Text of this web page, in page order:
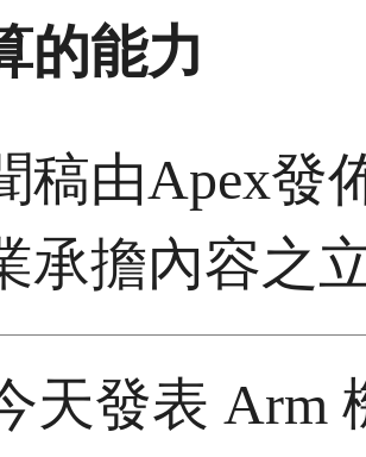
的能力
稿由Apex發
承擔內容之
天發表 Arm